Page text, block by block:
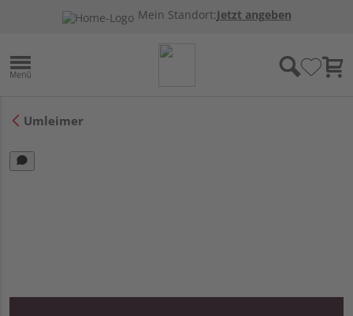
Mein Standort:Jetzt angeben
Umleimer